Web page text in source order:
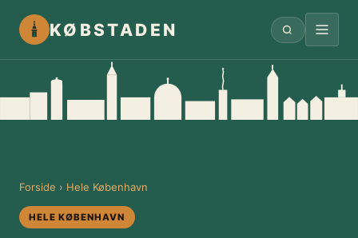
KØBSTADEN
Forside › Hele København
HELE KØBENHAVN